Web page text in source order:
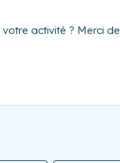
activité ? Merci de